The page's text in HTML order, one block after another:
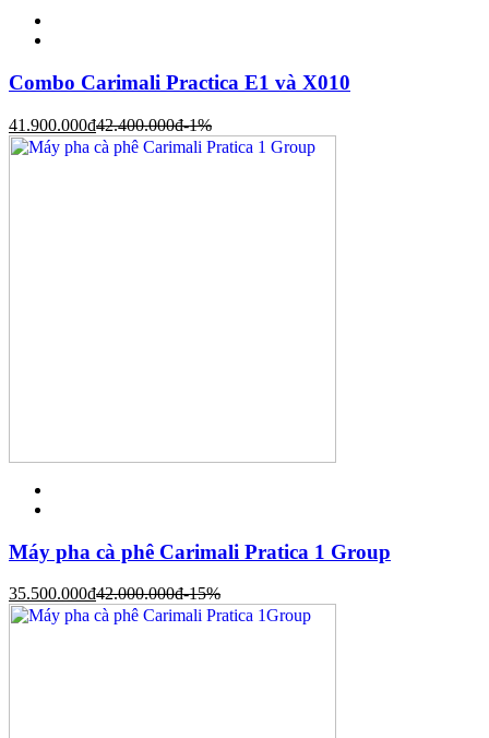
Combo Carimali Practica E1 và X010
41.900.000đ42.400.000đ-1%
Máy pha cà phê Carimali Pratica 1 Group
35.500.000đ42.000.000đ-15%